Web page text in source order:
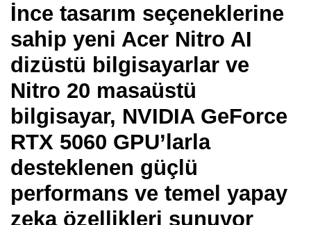
İnce tasarım seçeneklerine
sahip yeni Acer Nitro AI
dizüstü bilgisayarlar ve
Nitro 20 masaüstü
bilgisayar, NVIDIA GeForce
RTX 5060 GPU’larla
desteklenen güçlü
performans ve temel yapay
zeka özellikleri sunuyor